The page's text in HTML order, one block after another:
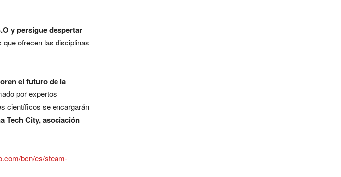
y persigue despertar
ofrecen las disciplinas
el futuro de la
por expertos
científicos se encargarán
Tech City, asociación
bcn/es/steam-